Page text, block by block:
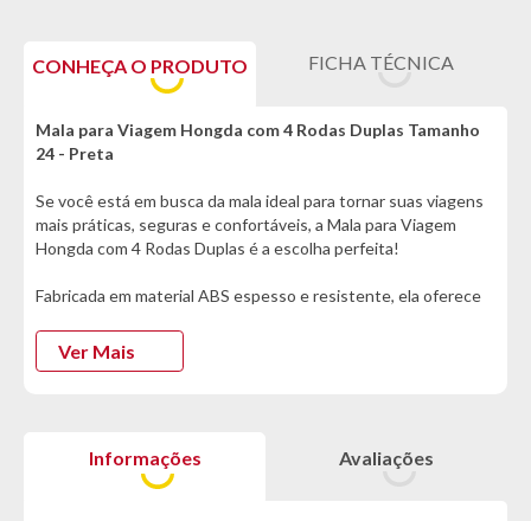
CONHEÇA O PRODUTO FICHA TÉCNICA
Mala para Viagem Hongda com 4 Rodas Duplas Tamanho
24 - Preta
Se você está em busca da mala ideal para tornar suas viagens
mais práticas, seguras e confortáveis, a Mala para Viagem
Hongda com 4 Rodas Duplas é a escolha perfeita!
Fabricada em material ABS espesso e resistente, ela oferece
durante todo o trajeto, seja em viagens curtas ou longas. Um
dos grandes diferenciais dessa mala é o sistema de bloqueio
A mobilidade também é um ponto forte: equipada com 4 rodas
Ver Mais
Informações Avaliações